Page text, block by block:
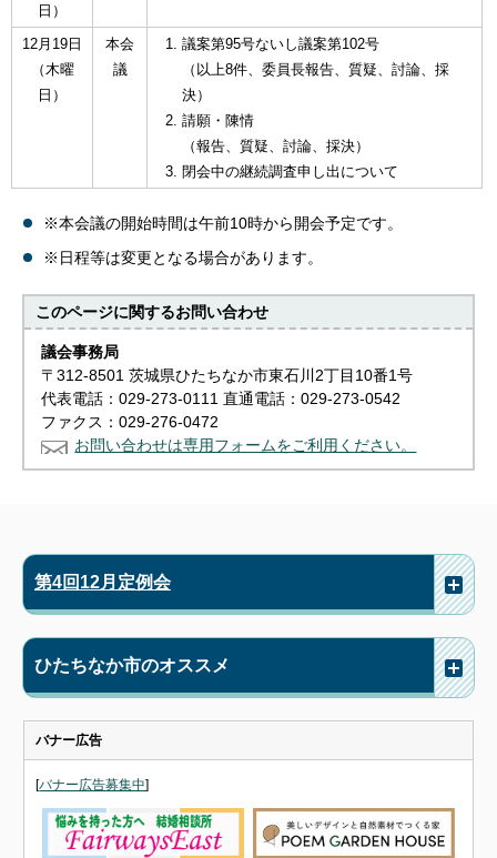
日）
12月19日
（木曜
日）
本会
議
議案第95号ないし議案第102号
（以上8件、委員長報告、質疑、討論、採
決）
請願・陳情
（報告、質疑、討論、採決）
閉会中の継続調査申し出について
※本会議の開始時間は午前10時から開会予定です。
※日程等は変更となる場合があります。
このページに関するお問い合わせ
議会事務局
〒312-8501 茨城県ひたちなか市東石川2丁目10番1号
代表電話：029-273-0111 直通電話：029-273-0542
ファクス：029-276-0472
お問い合わせは専用フォームをご利用ください。
第4回12月定例会
ひたちなか市のオススメ
バナー広告
[バナー広告募集中]